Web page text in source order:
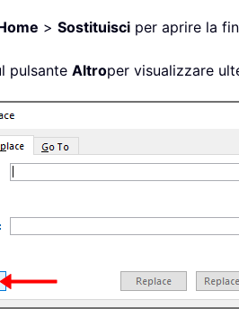
> Sostituisci per aprire la
pulsante Altroper visualizzare